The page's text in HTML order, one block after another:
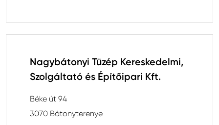
Nagybátonyi Tüzép Kereskedelmi,
Szolgáltató és Építőipari Kft.
Béke út 94
3070 Bátonyterenye